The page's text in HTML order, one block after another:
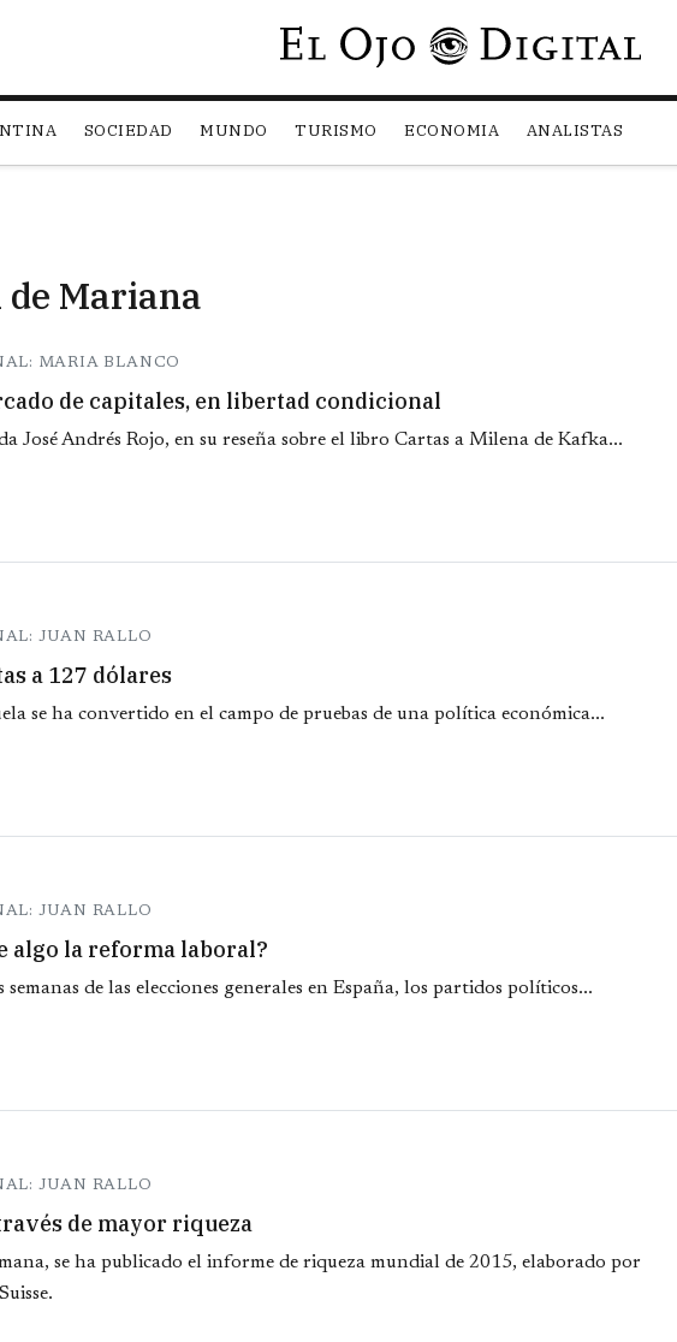
Pasar al contenido principal
SOCIEDAD MUNDO TURISMO ECONOMIA ANALISTAS
Mariana
MARIA BLANCO
de capitales, en libertad condicional
José Andrés Rojo, en su reseña sobre el libro Cartas a Milena de Kafka...
JUAN RALLO
a 127 dólares
se ha convertido en el campo de pruebas de una política económica...
JUAN RALLO
algo la reforma laboral?
semanas de las elecciones generales en España, los partidos políticos...
JUAN RALLO
de mayor riqueza
se ha publicado el informe de riqueza mundial de 2015, elaborado por